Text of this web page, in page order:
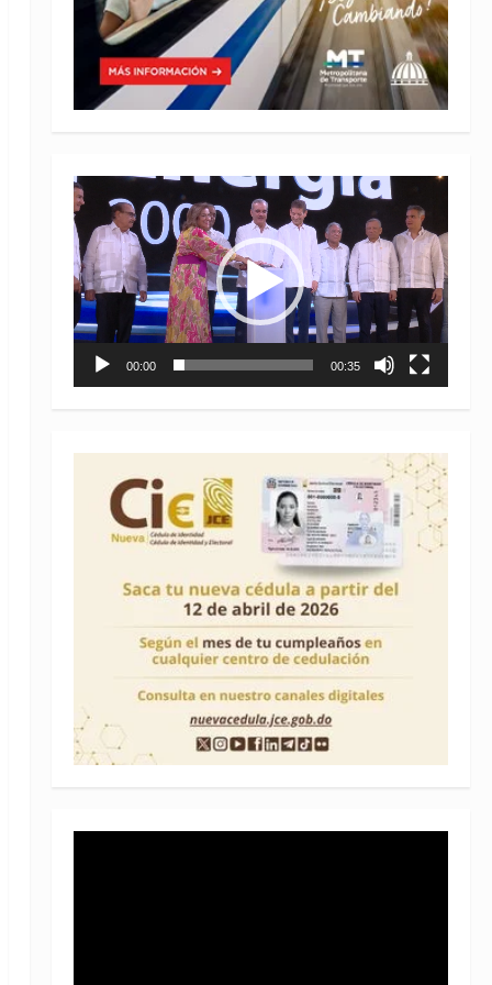
Reproductor
de
vídeo
00:00 00:35